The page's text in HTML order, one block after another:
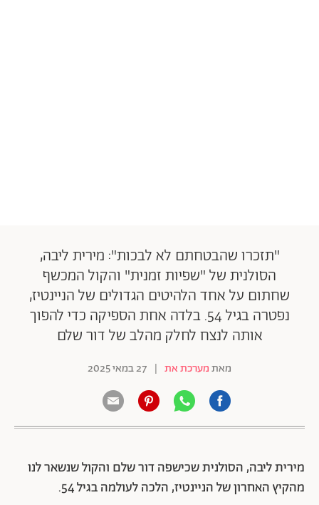
"תזכרו שהבטחתם לא לבכות": מירית ליבה,
הסולנית של "שפיות זמנית" והקול המכשף
שחתום על אחד הלהיטים הגדולים של הניינטיז,
נפטרה בגיל 54. בלדה אחת הספיקה כדי להפוך
אותה לנצח לחלק מהלב של דור שלם
מאתמערכת את | 27 במאי 2025
מירית ליבה, הסולנית שכישפה דור שלם והקול שנשאר לנו
מהקיץ האחרון של הניינטיז, הלכה לעולמה בגיל 54.